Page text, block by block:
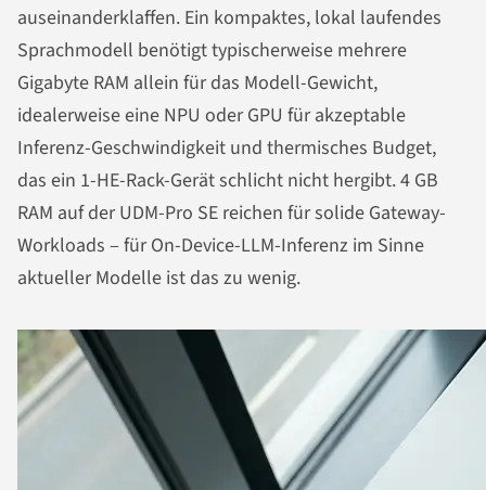
auseinanderklaffen. Ein kompaktes, lokal laufendes
Sprachmodell benötigt typischerweise mehrere
Gigabyte RAM allein für das Modell-Gewicht,
idealerweise eine NPU oder GPU für akzeptable
Inferenz-Geschwindigkeit und thermisches Budget,
das ein 1-HE-Rack-Gerät schlicht nicht hergibt. 4 GB
RAM auf der UDM-Pro SE reichen für solide Gateway-
Workloads – für On-Device-LLM-Inferenz im Sinne
aktueller Modelle ist das zu wenig.